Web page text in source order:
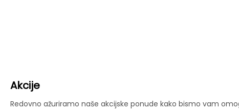
Akcije
Redovno ažuriramo naše akcijske ponude kako bismo vam